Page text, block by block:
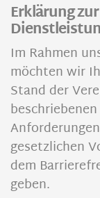
Erklärung
Im Rahmen
möchten wir
Stand der
gesetzlichen
dem
geben.